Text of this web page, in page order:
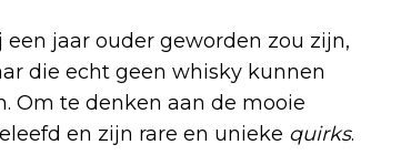
jaar ouder geworden zou zijn,
die echt geen whisky kunnen
Om te denken aan de mooie
en zijn rare en unieke quirks.